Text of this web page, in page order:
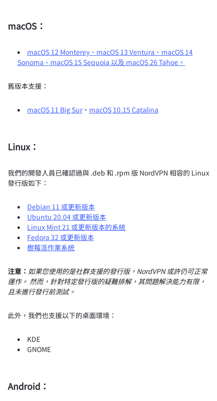
macOS：
macOS 12 Monterey、macOS 13 Ventura、macOS 14
Sonoma、macOS 15 Sequoia 以及 macOS 26 Tahoe。
舊版本支援：
macOS 11 Big Sur、 macOS 10.15 Catalina
Linux：
我們的開發人員已確認過與 .deb 和 .rpm 版 NordVPN 相容的 Linux
發行版如下：
Debian 11 或更新版本
Ubuntu 20.04 或更新版本
Linux Mint 21 或更新版本的系統
Fedora 32 或更新版本
樹莓派作業系統
注意： 如果您使用的是社群支援的發行版，NordVPN 或許仍可正常
運作。 然而，針對特定發行版的疑難排解，其問題解決能力有限，
且未進行發行前測試。
此外，我們也支援以下的桌面環境：
KDE
GNOME
Android：